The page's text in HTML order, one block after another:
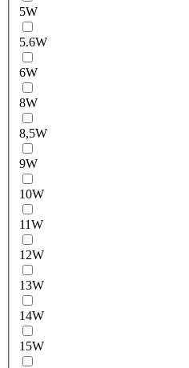
5W
5.6W
6W
8W
8,5W
9W
10W
11W
12W
13W
14W
15W